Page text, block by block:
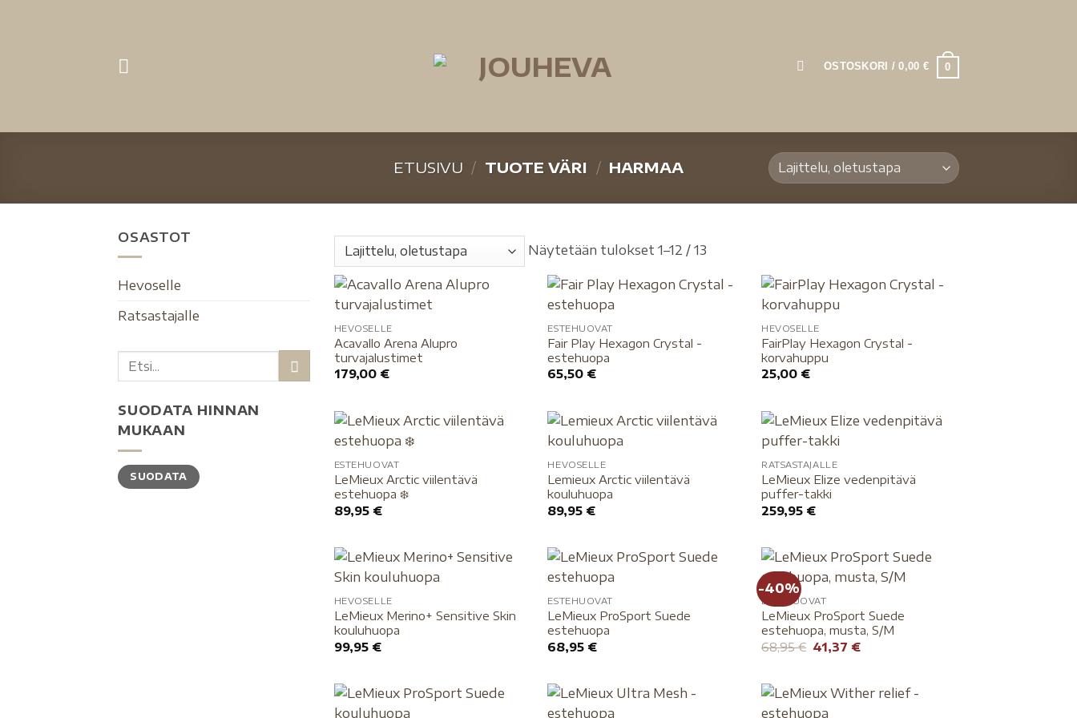
OSTOSKORI /0,00 € 0
ETUSIVU / TUOTE VÄRI / HARMAA
OSASTOT
Hevoselle
Ratsastajalle
SUODATA HINNAN
MUKAAN
SUODATA
Näytetään tulokset 1–12 / 13
HEVOSELLE
Acavallo Arena Alupro
turvajalustimet
179,00 €
ESTEHUOVAT
Fair Play Hexagon Crystal -
estehuopa
65,50 €
HEVOSELLE
FairPlay Hexagon Crystal -
korvahuppu
25,00 €
ESTEHUOVAT
LeMieux Arctic viilentävä
estehuopa ❄️
89,95 €
HEVOSELLE
Lemieux Arctic viilentävä
kouluhuopa
89,95 €
RATSASTAJALLE
LeMieux Elize vedenpitävä
puffer-takki
259,95 €
HEVOSELLE
LeMieux Merino+ Sensitive Skin
kouluhuopa
99,95 €
ESTEHUOVAT
LeMieux ProSport Suede
estehuopa
68,95 €
-40%
ESTEHUOVAT
LeMieux ProSport Suede
estehuopa, musta, S/M
68,95€ 41,37 €